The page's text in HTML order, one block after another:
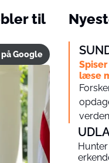
til
Google
læse